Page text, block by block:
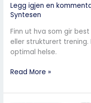
Legg igjen en
Syntesen
Finn ut hva som gir
eller strukturert
optimal helse.
Read More »